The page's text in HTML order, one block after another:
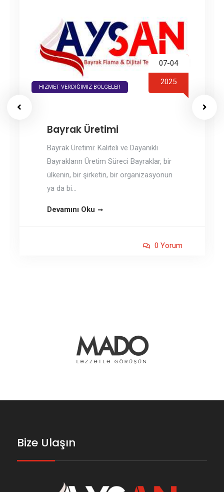
HIZMET VERDIĞIMIZ BÖLGELER
07-04
2025
Bayrak İmalatı
Bayrak İmalatı: Kaliteli ve Dayanıklı
Bayrakların Üretimi Bayraklar, bir ülkenin,
bir organizasyonun veya özel bir
etkinliğin kimliğin...
Devamını Oku
0 Yorum
Bize Ulaşın